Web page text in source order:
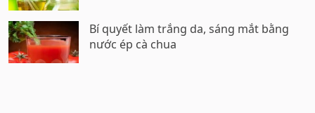
Bí quyết làm trắng da, sáng mắt bằng
nước ép cà chua